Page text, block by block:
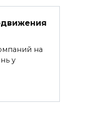
на
у